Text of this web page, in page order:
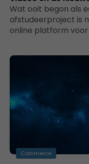
Wat ooit begon als
afstudeerproject is
online platform
Commerce